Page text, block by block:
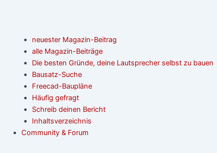
neuester Magazin-Beitrag
alle Magazin-Beiträge
Die besten Gründe, deine Lautsprecher selbst zu bauen
Bausatz-Suche
Freecad-Baupläne
Häufig gefragt
Schreib deinen Bericht
Inhaltsverzeichnis
Community & Forum